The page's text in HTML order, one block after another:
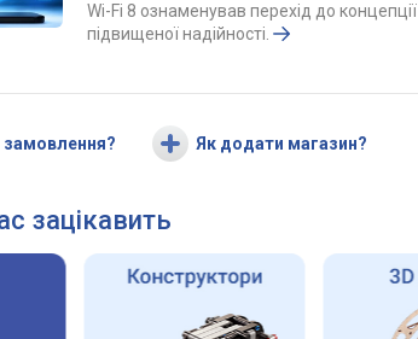
Wi-Fi 8 ознаменував перехід до концепції
підвищеної надійності.
Як додати магазин?
зацікавить